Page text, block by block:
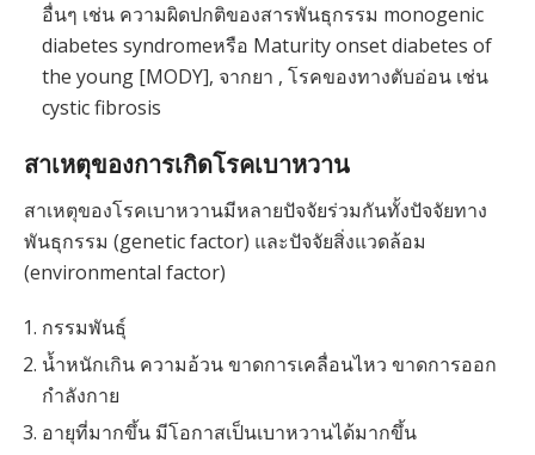
อื่นๆ เช่น ความผิดปกติของสารพันธุกรรม monogenic
diabetes syndromeหรือ Maturity onset diabetes of
the young [MODY], จากยา , โรคของทางตับอ่อน เช่น
cystic fibrosis
สาเหตุของการเกิดโรคเบาหวาน
สาเหตุของโรคเบาหวานมีหลายปัจจัยร่วมกันทั้งปัจจัยทาง
พันธุกรรม (genetic factor) และปัจจัยสิ่งแวดล้อม
(environmental factor)
กรรมพันธุ์
น้ำหนักเกิน ความอ้วน ขาดการเคลื่อนไหว ขาดการออก
กำลังกาย
อายุที่มากขึ้น มีโอกาสเป็นเบาหวานได้มากขึ้น